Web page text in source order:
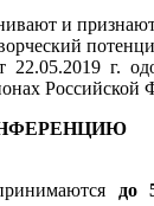
и
22.05.2019 г.
Российской
до